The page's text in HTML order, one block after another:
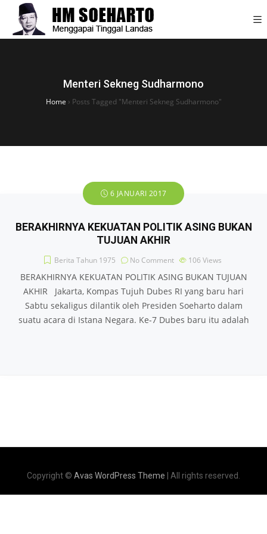
Menteri Sekneg Sudharmono
Home › Posts Tagged "Menteri Sekneg Sudharmono"
6 JANUARI 2017
BERAKHIRNYA KEKUATAN POLITIK ASING BUKAN
TUJUAN AKHIR
Berita Tahun 1975 No Comment 106 Views
BERAKHIRNYA KEKUATAN POLITIK ASING BUKAN TUJUAN
AKHIR Jakarta, Kompas Tujuh Dubes RI yang baru hari
Sabtu sekaligus dilantik oleh Presiden Soeharto dalam
suatu acara di Istana Negara. Ke-7 Dubes baru itu adalah
Copyright © Avas WordPress Theme | All rights reserved.